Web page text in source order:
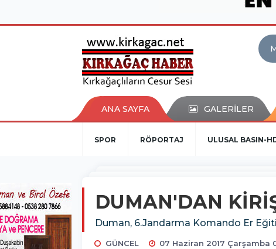
ANA SAYFA GALERİLER
SPOR RÖPORTAJ ULUSAL BASIN-
DUMAN'DAN
Duman, 6.Jandarma Komando Er
GÜNCEL 07 Haziran 2017 Çarşamba